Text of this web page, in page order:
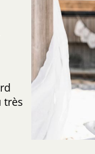
très